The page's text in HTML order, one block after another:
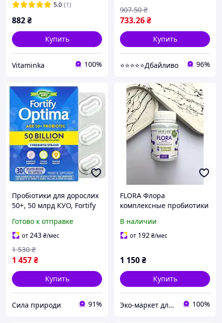
5.0 (1)
882₴
Купить
Vitaminka 100%
733.26₴
907.50 ₴
Купить
⭐⭐⭐⭐⭐Дбайливо 96%
Пробіотики для дорослих
50+, 50 млрд КУО, Fortify
50+, Nature's Way, 30
Готово к отправке
от243₴/мес
1 457₴
1 530 ₴
Купить
Сила природи 91%
FLORA Флора
комплексные пробиотики
бифидобактерии 60 шт
NEW LIFE
В наличии
от 192₴/мес
1 150₴
Купить
Эко-маркет для всей семьи 100%